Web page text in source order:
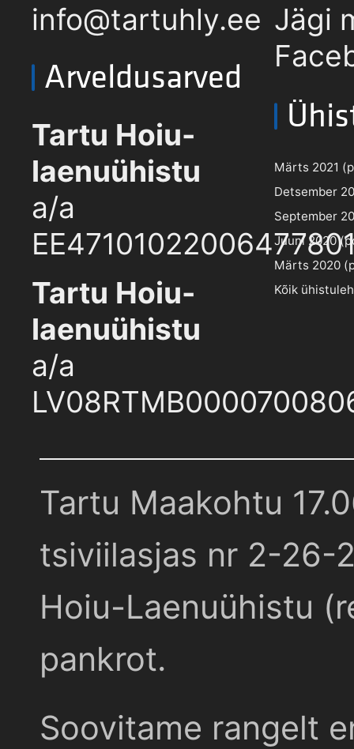
info@tartuhly.ee
Arveldusarved
Tartu Hoiu-
laenuühistu
a/a
Tartu Hoiu-
laenuühistu
a/a
Jägi
Märts 2021
Detsember
September
Juuni 2020
Märts 2020
Kõik
Tartu Maakohtu
tsiviilasjas nr 2-26-
Hoiu-Laenuühistu
pankrot.
Soovitame rangelt